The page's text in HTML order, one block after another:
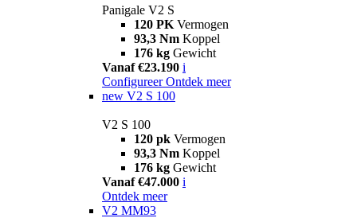
Panigale V2 S
120 PK Vermogen
93,3 Nm Koppel
176 kg Gewicht
Vanaf €23.190 i
Configureer Ontdek meer
new V2 S 100
V2 S 100
120 pk Vermogen
93,3 Nm Koppel
176 kg Gewicht
Vanaf €47.000 i
Ontdek meer
V2 MM93